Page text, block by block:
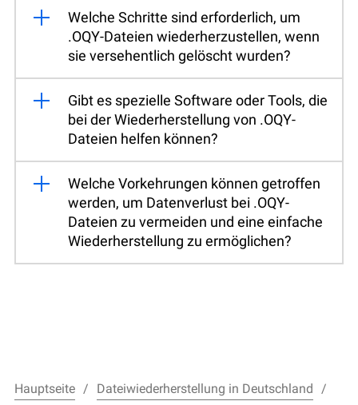
Welche Schritte sind erforderlich, um
.OQY-Dateien wiederherzustellen, wenn
sie versehentlich gelöscht wurden?
Gibt es spezielle Software oder Tools, die
bei der Wiederherstellung von .OQY-
Dateien helfen können?
Welche Vorkehrungen können getroffen
werden, um Datenverlust bei .OQY-
Dateien zu vermeiden und eine einfache
Wiederherstellung zu ermöglichen?
Hauptseite
Dateiwiederherstellung in Deutschland